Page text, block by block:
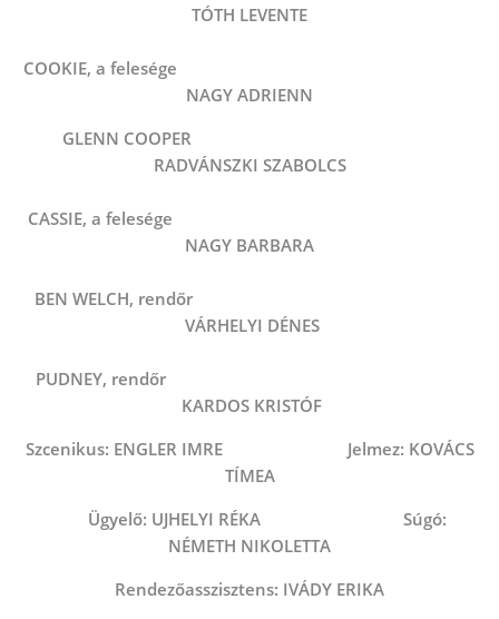
TÓTH LEVENTE
COOKIE, a felesége
NAGY ADRIENN
GLENN COOPER
RADVÁNSZKI SZABOLCS
CASSIE, a felesége
NAGY BARBARA
BEN WELCH, rendőr
VÁRHELYI DÉNES
PUDNEY, rendőr
KARDOS KRISTÓF
Szcenikus: ENGLER IMRE Jelmez: KOVÁCS
TÍMEA
Ügyelő: UJHELYI RÉKA Súgó:
NÉMETH NIKOLETTA
Rendezőasszisztens: IVÁDY ERIKA